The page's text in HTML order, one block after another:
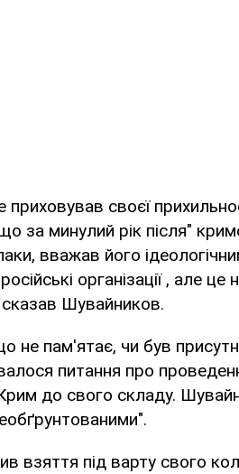
приховував своєї
за минулий рік після"
вважав його
організації , але
Шувайников.
не пам'ятає, чи був
питання про
до свого складу.
взяття під варту свого